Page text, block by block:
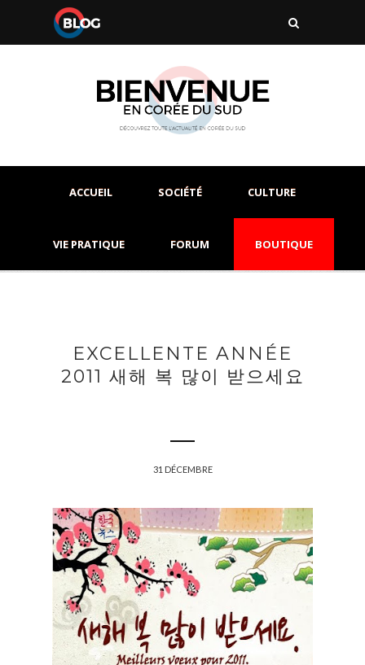
ACCUEIL SOCIÉTÉ CULTURE
VIE PRATIQUE FORUM BOUTIQUE
EXCELLENTE ANNÉE
2011 새해 복 많이 받으세요
31 DÉCEMBRE